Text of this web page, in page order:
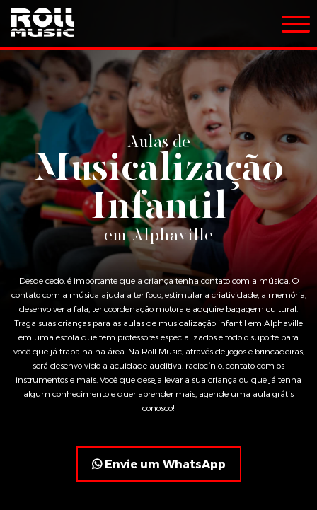
Aulas de
Musicalização
Infantil
em Alphaville
Desde cedo, é importante que a criança tenha contato com a música. O
contato com a música ajuda a ter foco, estimular a criatividade, a memória,
desenvolver a fala, ter coordenação motora e adquire bagagem cultural.
Traga suas crianças para as aulas de musicalização infantil em Alphaville
em uma escola que tem professores especializados e todo o suporte para
você que já trabalha na área. Na Roll Music, através de jogos e brincadeiras,
será desenvolvido a acuidade auditiva, raciocínio, contato com os
instrumentos e mais. Você que deseja levar a sua criança ou que já tenha
algum conhecimento e quer aprender mais, agende uma aula grátis
conosco!
Envie um WhatsApp